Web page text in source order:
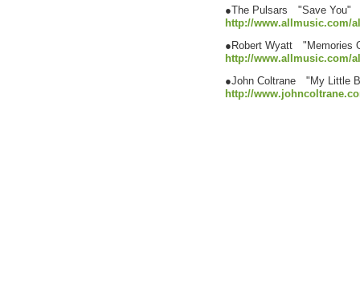
●The Pulsars "Save You"
http://www.allmusic.com/
●Robert Wyatt "Memories
http://www.allmusic.com/
●John Coltrane "My Little
http://